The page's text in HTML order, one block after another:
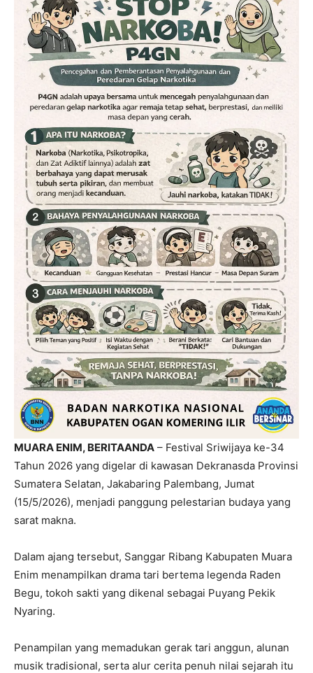
MUARA ENIM, BERITAANDA – Festival Sriwijaya ke-34
Tahun 2026 yang digelar di kawasan Dekranasda Provinsi
Sumatera Selatan, Jakabaring Palembang, Jumat
(15/5/2026), menjadi panggung pelestarian budaya yang
sarat makna.
Dalam ajang tersebut, Sanggar Ribang Kabupaten Muara
Enim menampilkan drama tari bertema legenda Raden
Begu, tokoh sakti yang dikenal sebagai Puyang Pekik
Nyaring.
Penampilan yang memadukan gerak tari anggun, alunan
musik tradisional, serta alur cerita penuh nilai sejarah itu